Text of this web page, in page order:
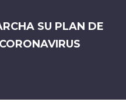
SU PLAN DE